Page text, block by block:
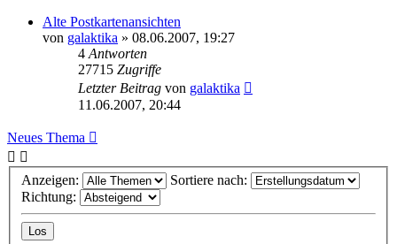
Alte Postkartenansichten
von galaktika » 08.06.2007, 19:27
4 Antworten
27715 Zugriffe
Letzter Beitrag von galaktika
11.06.2007, 20:44
Neues Thema
Anzeigen:
Sortiere nach:
Richtung: